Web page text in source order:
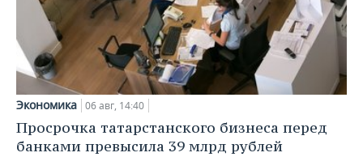
Экономика 06 авг, 14:40
Просрочка татарстанского бизнеса перед
банками превысила 39 млрд рублей